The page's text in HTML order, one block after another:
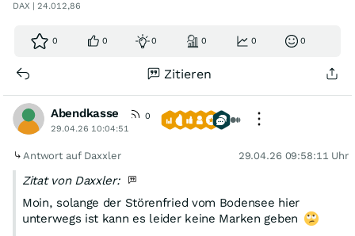
DAX | 24.012,86
0 0 0 0 0 0
Zitieren
Abendkasse
0
29.04.26 10:04:51
Antwort auf Daxxler 29.04.26 09:58:11 Uhr
Zitat von Daxxler:
Moin, solange der Störenfried vom Bodensee hier
unterwegs ist kann es leider keine Marken geben